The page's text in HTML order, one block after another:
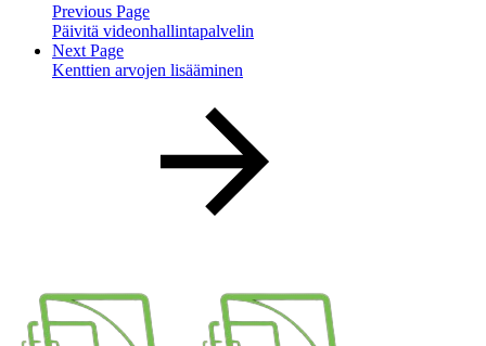
Previous Page
Päivitä videonhallintapalvelin
Next Page
Kenttien arvojen lisääminen